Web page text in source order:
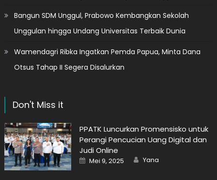
Bangun SDM Unggul, Prabowo Kembangkan Sekolah
Unggulan hingga Undang Universitas Terbaik Dunia
Wamendagri Ribka Ingatkan Pemda Papua, Minta Dana
Otsus Tahap II Segera Disalurkan
Don't Miss it
PPATK Luncurkan Promensisko untuk
Perangi Pencucian Uang Digital dan
Judi Online
Posted
on
Mei 9, 2025 Author
Yana